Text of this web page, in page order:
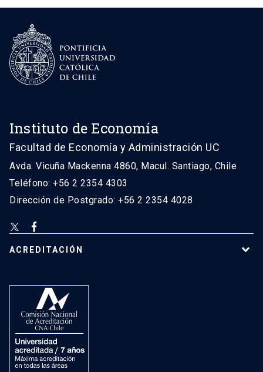
Instituto de Economía
Facultad de Economía y Administración UC
Avda. Vicuña Mackenna 4860, Macul. Santiago, Chile
Teléfono: +56 2 2354 4303
Dirección de Postgrado: +56 2 2354 4028
ACREDITACIÓN